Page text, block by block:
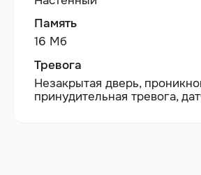
Память
16 Мб
Тревога
Незакрытая дверь,
принудительная тревога,